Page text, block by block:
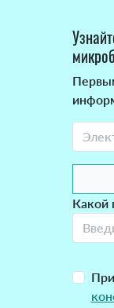
Какой